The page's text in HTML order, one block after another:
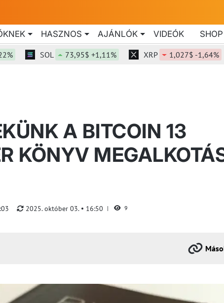
HASZNOS AJÁNLÓK VIDEÓK SHOP
SOL 73,95$ +1,11% XRP 1,027$ -1,64%
A BITCOIN 13
KÖNYV
2025. október 03. 16:50 9